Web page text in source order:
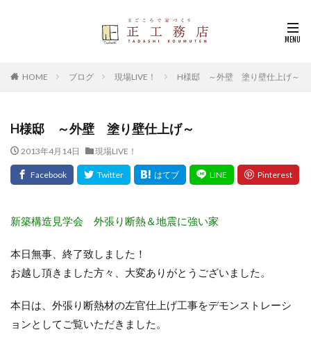
HOME ブログ 現場LIVE！ H様邸 ～外壁 塗り壁仕上げ～
H様邸 ～外壁 塗り壁仕上げ～
2013年4月14日 現場LIVE！
新築構造見学会 外張り断熱＆地震に強い家
本日無事、終了致しました！
お越し頂きました方々、大変ありがとうございました。
本日は、外張り断熱材の左官仕上げ工事をデモンストレーシ
ョンとしてご覧いただきました。